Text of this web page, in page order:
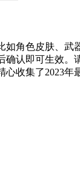
角色皮肤、
认即可生效
收集了2023